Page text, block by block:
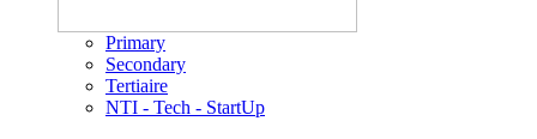
Primary
Secondary
Tertiaire
NTI - Tech - StartUp